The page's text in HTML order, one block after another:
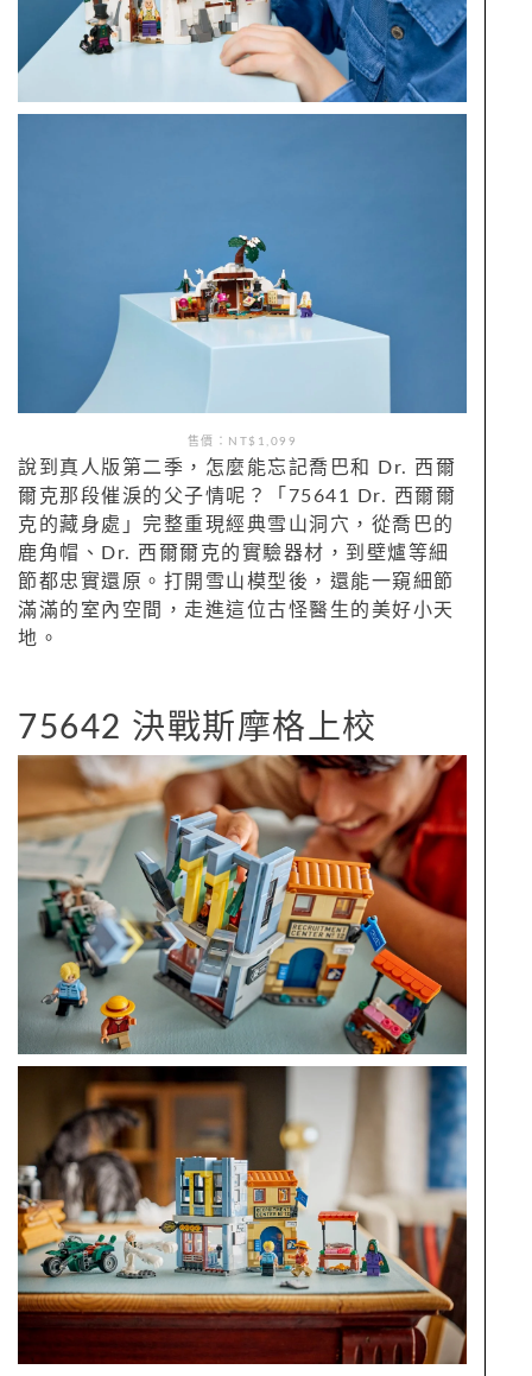
售價：NT$1,099
說到真人版第二季，怎麼能忘記喬巴和 Dr. 西爾
爾克那段催淚的父子情呢？「75641 Dr. 西爾爾
克的藏身處」完整重現經典雪山洞穴，從喬巴的
鹿角帽、Dr. 西爾爾克的實驗器材，到壁爐等細
節都忠實還原。打開雪山模型後，還能一窺細節
滿滿的室內空間，走進這位古怪醫生的美好小天
地。
75642 決戰斯摩格上校